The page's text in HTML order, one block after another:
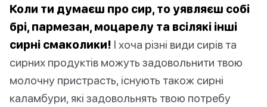
Коли ти думаєш про сир, то уявляєш собі
брі, пармезан, моцарелу та всілякі інші
сирні смаколики! І хоча різні види сирів та
сирних продуктів можуть задовольнити твою
молочну пристрасть, існують також сирні
каламбури, які задовольнять твою потребу